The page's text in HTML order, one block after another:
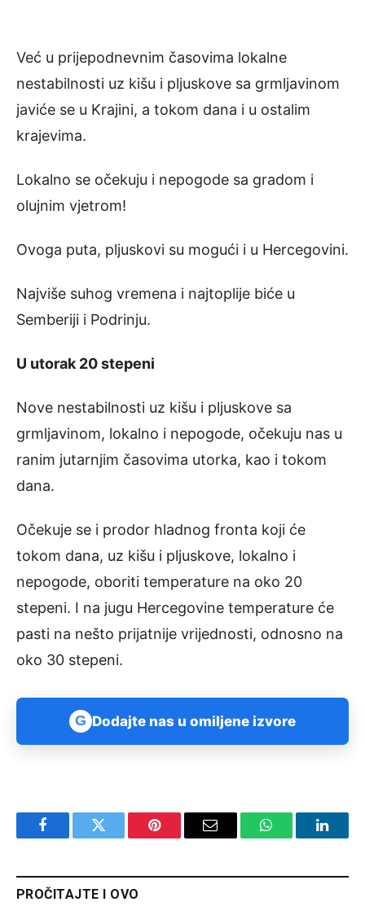
Već u prijepodnevnim časovima lokalne
nestabilnosti uz kišu i pljuskove sa grmljavinom
javiće se u Krajini, a tokom dana i u ostalim
krajevima.
Lokalno se očekuju i nepogode sa gradom i
olujnim vjetrom!
Ovoga puta, pljuskovi su mogući i u Hercegovini.
Najviše suhog vremena i najtoplije biće u
Semberiji i Podrinju.
U utorak 20 stepeni
Nove nestabilnosti uz kišu i pljuskove sa
grmljavinom, lokalno i nepogode, očekuju nas u
ranim jutarnjim časovima utorka, kao i tokom
dana.
Očekuje se i prodor hladnog fronta koji će
tokom dana, uz kišu i pljuskove, lokalno i
nepogode, oboriti temperature na oko 20
stepeni. I na jugu Hercegovine temperature će
pasti na nešto prijatnije vrijednosti, odnosno na
oko 30 stepeni.
G Dodajte nas u omiljene izvore
FacebookTwitter Pinterest Email WhatsApp
PROČITAJTE I OVO